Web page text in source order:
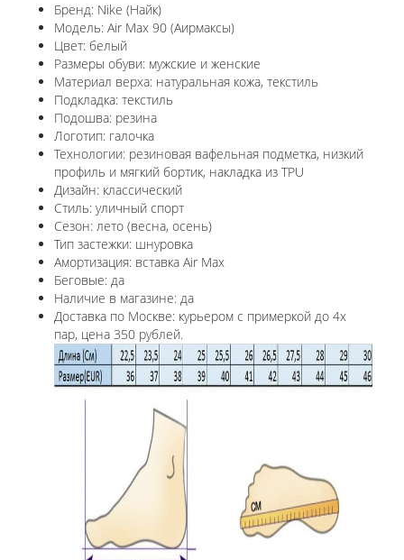
Бренд: Nike (Найк)
Модель: Air Max 90 (Аирмаксы)
Цвет: белый
Размеры обуви: мужские и женские
Материал верха: натуральная кожа, текстиль
Подкладка: текстиль
Подошва: резина
Логотип: галочка
Технологии: резиновая вафельная подметка, низкий
профиль и мягкий бортик, накладка из TPU
Дизайн: классический
Стиль: уличный спорт
Сезон: лето (весна, осень)
Тип застежки: шнуровка
Амортизация: вставка Air Max
Беговые: да
Наличие в магазине: да
Доставка по Москве: курьером с примеркой до 4х
пар, цена 350 рублей.